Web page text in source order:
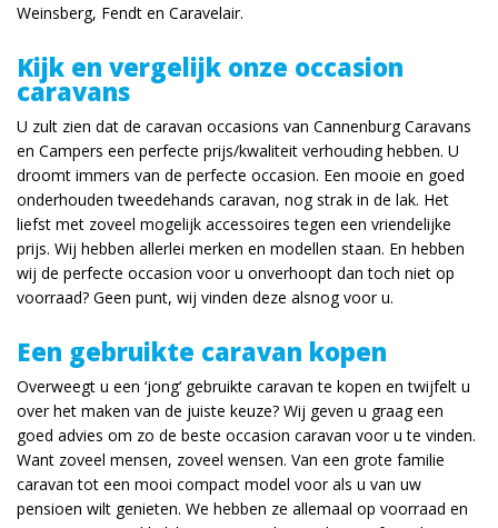
Weinsberg, Fendt en Caravelair.
Kijk en vergelijk onze occasion
caravans
U zult zien dat de caravan occasions van Cannenburg Caravans
en Campers een perfecte prijs/kwaliteit verhouding hebben. U
droomt immers van de perfecte occasion. Een mooie en goed
onderhouden tweedehands caravan, nog strak in de lak. Het
liefst met zoveel mogelijk accessoires tegen een vriendelijke
prijs. Wij hebben allerlei merken en modellen staan. En hebben
wij de perfecte occasion voor u onverhoopt dan toch niet op
voorraad? Geen punt, wij vinden deze alsnog voor u.
Een gebruikte caravan kopen
Overweegt u een ‘jong’ gebruikte caravan te kopen en twijfelt u
over het maken van de juiste keuze? Wij geven u graag een
goed advies om zo de beste occasion caravan voor u te vinden.
Want zoveel mensen, zoveel wensen. Van een grote familie
caravan tot een mooi compact model voor als u van uw
pensioen wilt genieten. We hebben ze allemaal op voorraad en